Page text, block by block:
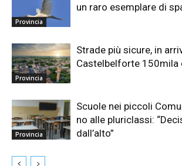
Provincia
un raro esemplare di
Provincia
Strade più sicure, in
Castelbelforte 150mila
Provincia
Scuole nei piccoli
no alle pluriclassi:
dall’alto”